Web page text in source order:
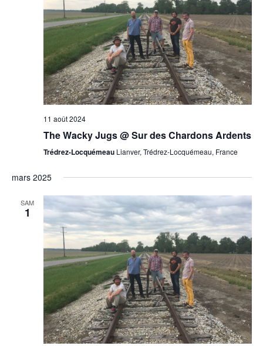
11 août 2024
The Wacky Jugs @ Sur des Chardons Ardents
Trédrez-Locquémeau Lianver, Trédrez-Locquémeau, France
mars 2025
SAM
1